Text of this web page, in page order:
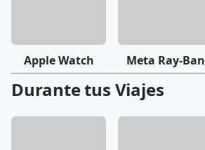
Apple Watch Meta Ray-Ban
Durante tus Viajes